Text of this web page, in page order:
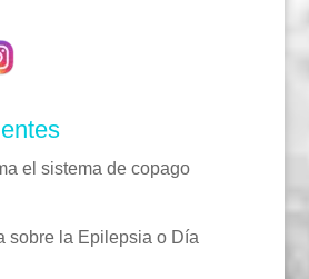
el sistema de copago
sobre la Epilepsia o Día